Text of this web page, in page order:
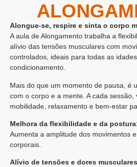
Alongue-se, respire e sinta o corpo
A aula de Alongamento trabalha a
alívio das tensões musculares com
controlados, ideais para todas as
condicionamento.
Mais do que um momento de pausa, é
com o corpo e a mente. A cada sessão,
mobilidade, relaxamento e bem-estar
Melhora da flexibilidade e da
Aumenta a amplitude dos movimentos
corporais.
Alívio de tensões e dores